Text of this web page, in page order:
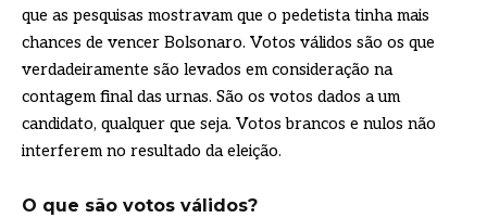
que as pesquisas mostravam que o pedetista tinha mais
chances de vencer Bolsonaro. Votos válidos são os que
verdadeiramente são levados em consideração na
contagem final das urnas. São os votos dados a um
candidato, qualquer que seja. Votos brancos e nulos não
interferem no resultado da eleição.
O que são votos válidos?